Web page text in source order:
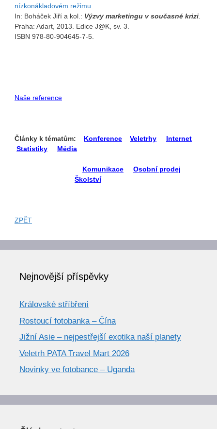
nízkonákladovém režimu
In: Boháček Jiří a kol.: Výzvy marketingu v současné krizi
Praha: Adart, 2013. Edice J@K, sv. 3.
ISBN 978-80-904645-7-5.
Naše reference
Články k tématům: Konference Veletrhy
Internet
Statistiky
Média
Komunikace
Osobní prodej
Školství
ZPĚT
Nejnovější příspěvky
Královské stříbření
Rostoucí fotobanka – Čína
Jižní Asie – nejpestřejší exotika naší planety
Veletrh PATA Travel Mart 2026
Novinky ve fotobance – Uganda